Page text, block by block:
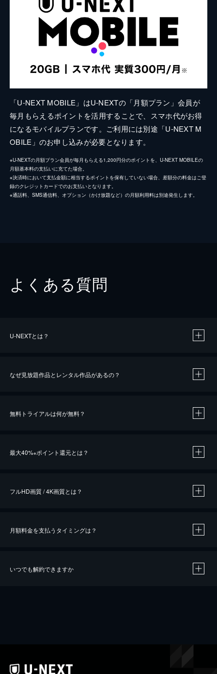
「U-NEXT MOBILE」はU-NEXTの「月額プラン」会員が
毎月もらえるポイントを活用することで、スマホ代がお得
になるモバイルプランです。ご利用には別途「U-NEXT M
OBILE」のお申し込みが必要となります。
※U-NEXTの月額プラン会員が毎月もらえる1,200円分のポイントを、U-NEXT MOBILEの
月額基本料の支払いに充てた場合。
※決済時において支払金額に相当するポイントを保有していない場合、差額分の料金はご登
録のクレジットカードでのお支払いとなります。
※通話料、SMS通信料、オプション（かけ放題など）の月額利用料は別途発生します。
よくある質問
U-NEXTとは？
なぜ見放題作品とレンタル作品があるの？
無料トライアルは何が無料？
最大40%※ポイント還元とは？
※40％ポイント還元の対象は、クレジットカード決済による作品の購入 / レンタルです。
フルHD画質 / 4K画質とは？
月額料金を支払うタイミングは？
いつでも解約できますか